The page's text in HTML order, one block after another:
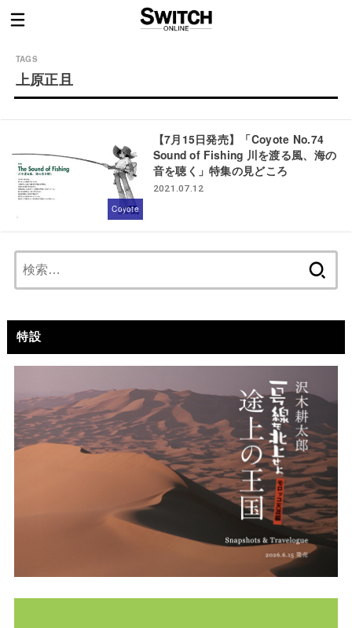
上原正且
Coyote
【7月15日発売】「Coyote No.74
Sound of Fishing 川を渡る風、海の
音を聴く」特集の見どころ
2021.07.12
特設